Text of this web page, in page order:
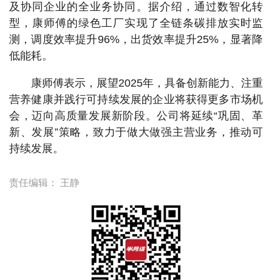
及协同企业的全业务协同。据介绍，通过数智化转
型，康师傅的绿色工厂实现了全链条碳排放实时监
测，调度效率提升96%，出货效率提升25%，显著降
低能耗。
康师傅表示，展望2025年，具备创新能力、注重
营养健康并践行可持续发展的企业将获得更多市场机
会，迈向高质量发展新阶段。公司将延续“巩固、革
新、发展”策略，致力于做大做强主营业务，推动可
持续发展。
责任编辑： 王静